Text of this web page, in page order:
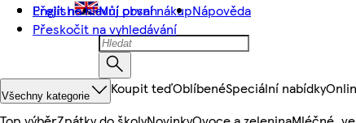
Přejít na hlavní obsah
Přeskočit na vyhledávání
English Můj první nákupNápověda
Všechny kategorie Koupit teďOblíbenéSpeciální nabídky